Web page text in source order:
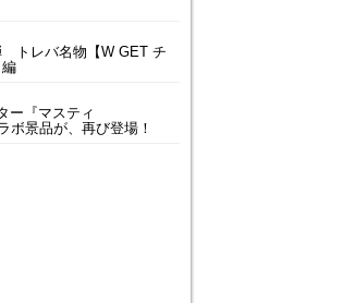
トレバ名物【W GET チ
ー『マスティ
ボ景品が、再び登場！